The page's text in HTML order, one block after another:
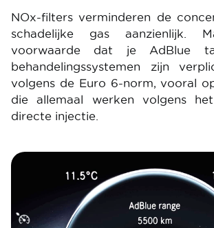
NOx-filters verminderen de
schadelijke gas aanzienlijk.
voorwaarde dat je AdBlue
behandelingssystemen zijn
volgens de Euro 6-norm, vooral
die allemaal werken volgens
directe injectie.
Image